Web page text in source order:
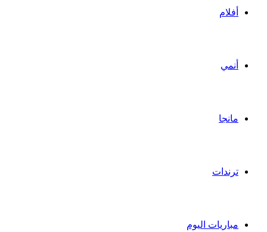
أفلام
أنمي
مانجا
ترندات
مباريات اليوم